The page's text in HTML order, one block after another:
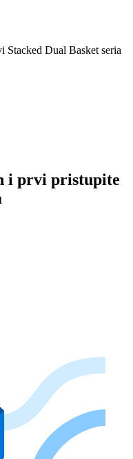
Stacked Dual Basket seria
i prvi pristupite